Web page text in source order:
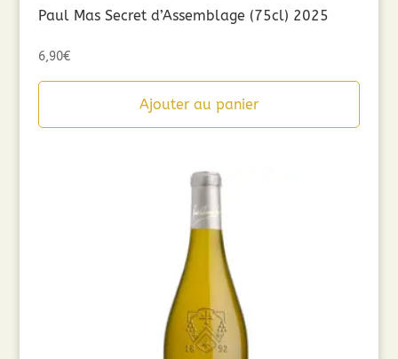
Paul Mas Secret d’Assemblage (75cl) 2025
6,90€
Ajouter au panier